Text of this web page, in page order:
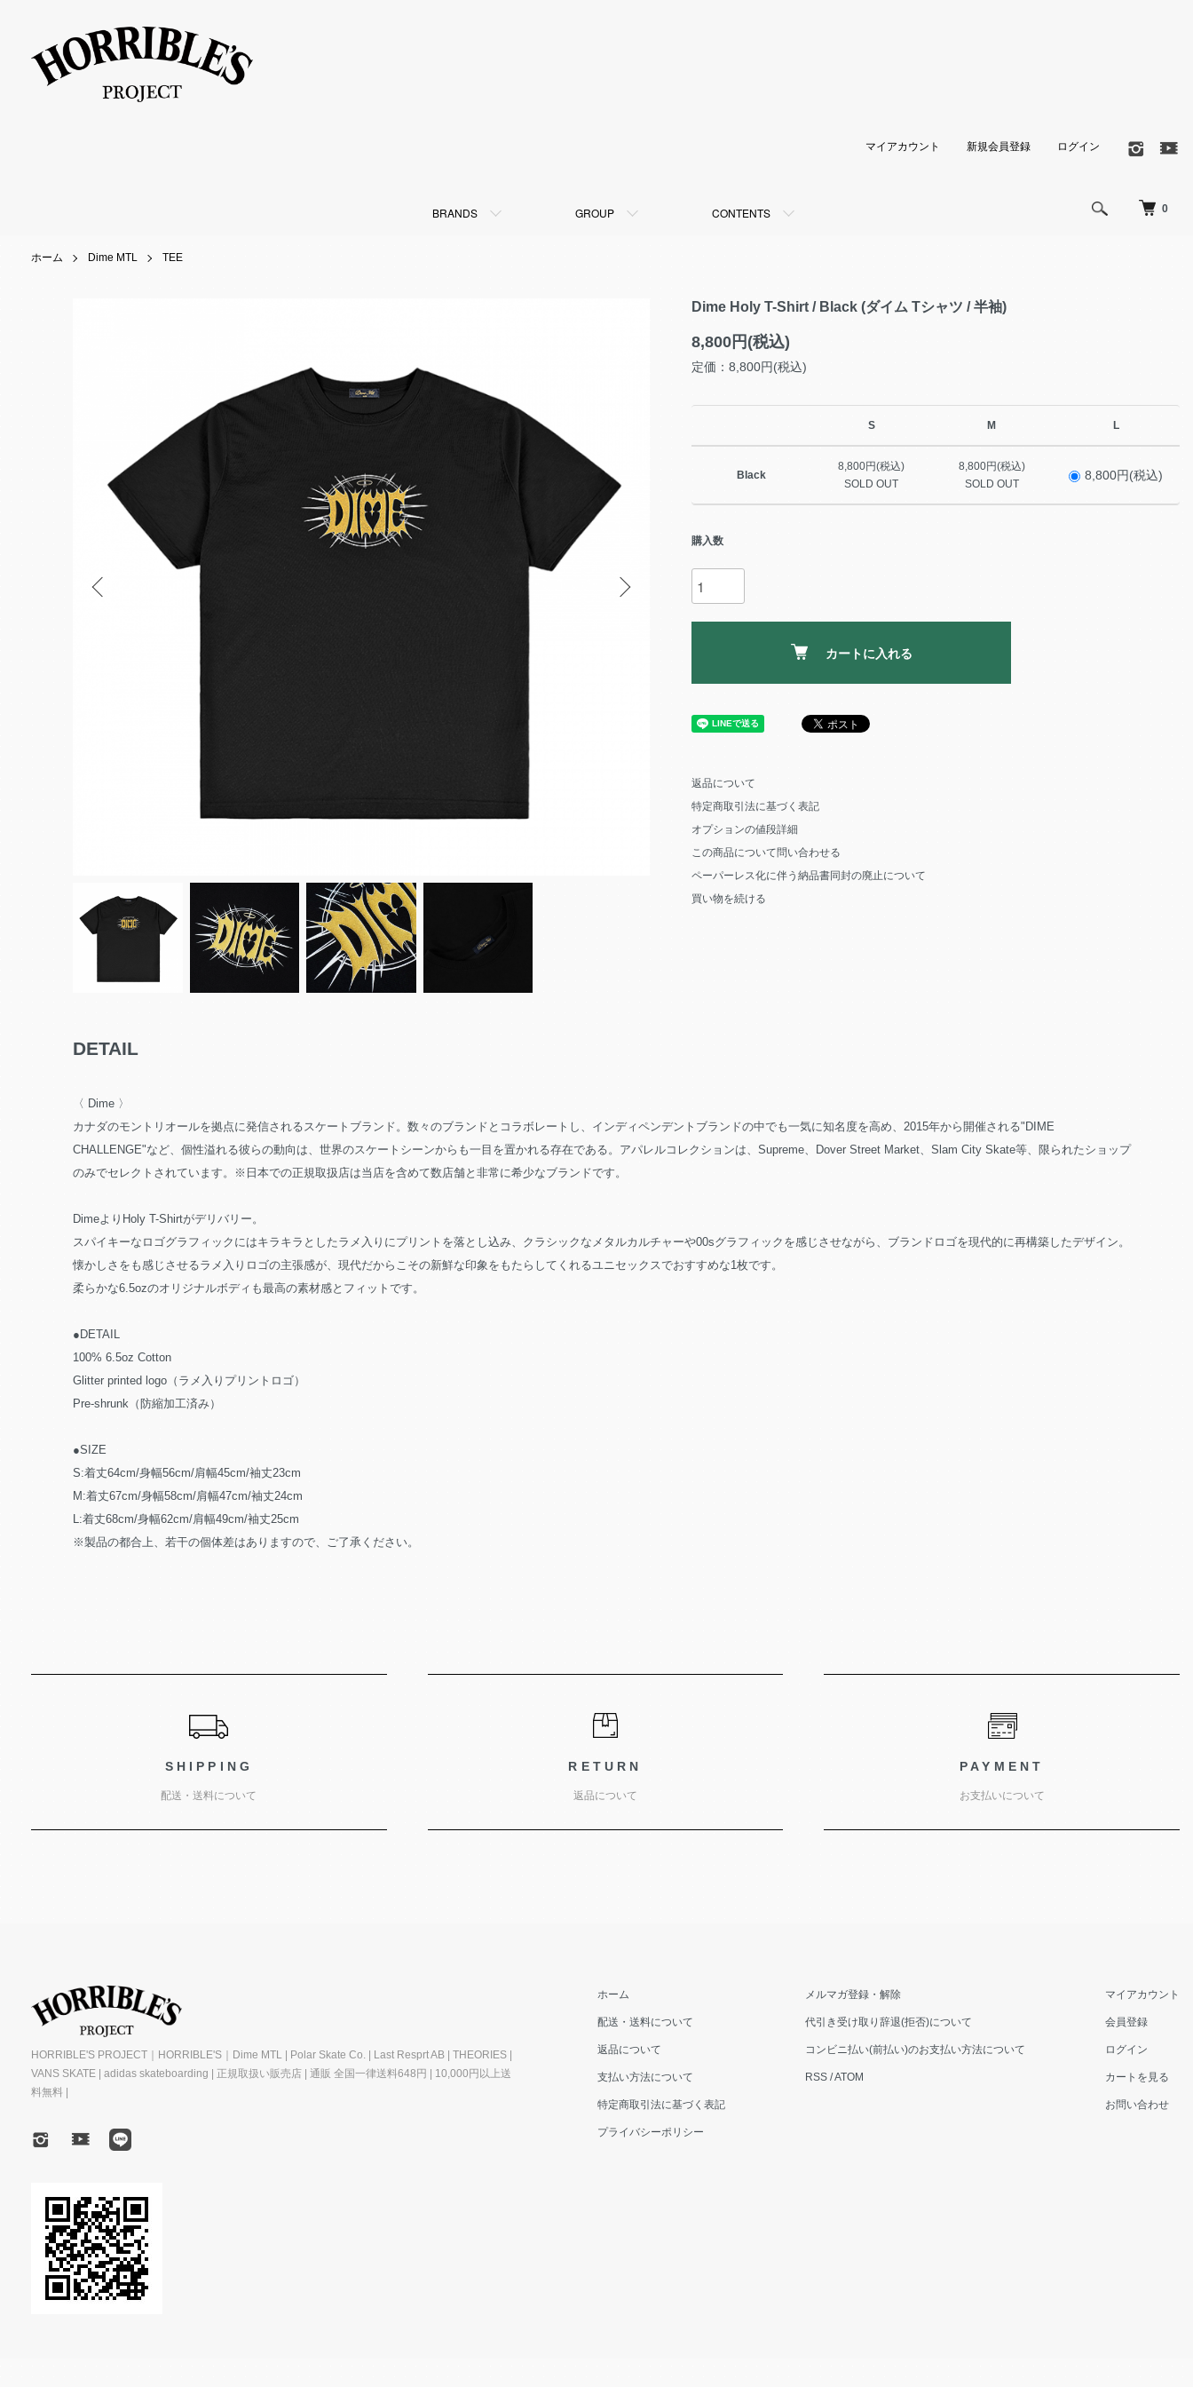
0
BRANDS GROUP CONTENTS
マイアカウント 新規会員登録 ログイン
ホーム Dime MTL TEE
Dime Holy T-Shirt / Black (ダイム Tシャツ / 半袖)
8,800円(税込)
定価：8,800円(税込)
S M L
Black
8,800円(税込)
SOLD OUT
8,800円(税込)
SOLD OUT
8,800円(税込)
購入数
カートに入れる
返品について
特定商取引法に基づく表記
オプションの値段詳細
この商品について問い合わせる
ペーパーレス化に伴う納品書同封の廃止について
買い物を続ける
DETAIL
〈 Dime 〉
カナダのモントリオールを拠点に発信されるスケートブランド。数々のブランドとコラボレートし、インディペンデントブランドの中でも一気に知名度を高め、2015年から開催される"DIME
CHALLENGE"など、個性溢れる彼らの動向は、世界のスケートシーンからも一目を置かれる存在である。アパレルコレクションは、Supreme、Dover Street Market、Slam City Skate等、限られたショップ
のみでセレクトされています。※日本での正規取扱店は当店を含めて数店舗と非常に希少なブランドです。
DimeよりHoly T-Shirtがデリバリー。
スパイキーなロゴグラフィックにはキラキラとしたラメ入りにプリントを落とし込み、クラシックなメタルカルチャーや00sグラフィックを感じさせながら、ブランドロゴを現代的に再構築したデザイン。
懐かしさをも感じさせるラメ入りロゴの主張感が、現代だからこその新鮮な印象をもたらしてくれるユニセックスでおすすめな1枚です。
柔らかな6.5ozのオリジナルボディも最高の素材感とフィットです。
●DETAIL
100% 6.5oz Cotton
Glitter printed logo（ラメ入りプリントロゴ）
Pre-shrunk（防縮加工済み）
●SIZE
S:着丈64cm/身幅56cm/肩幅45cm/袖丈23cm
M:着丈67cm/身幅58cm/肩幅47cm/袖丈24cm
L:着丈68cm/身幅62cm/肩幅49cm/袖丈25cm
※製品の都合上、若干の個体差はありますので、ご了承ください。
SHIPPING
配送・送料について
RETURN
返品について
PAYMENT
お支払いについて
HORRIBLE'S PROJECT｜HORRIBLE'S｜Dime MTL | Polar Skate Co. | Last Resprt AB | THEORIES |
VANS SKATE | adidas skateboarding | 正規取扱い販売店 | 通販 全国一律送料648円 | 10,000円以上送
料無料 |
ホーム
配送・送料について
返品について
支払い方法について
特定商取引法に基づく表記
プライバシーポリシー
メルマガ登録・解除
代引き受け取り辞退(拒否)について
コンビニ払い(前払い)のお支払い方法について
RSS /ATOM
マイアカウント
会員登録
ログイン
カートを見る
お問い合わせ